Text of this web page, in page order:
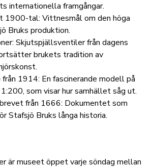
internationella framgångar.
1900-tal: Vittnesmål om den höga
Bruks produktion.
Skjutspjällsventiler från dagens
brukets tradition av
1914: En fascinerande modell på
som visar hur samhället såg ut.
från 1666: Dokumentet som
Stafsjö Bruks långa historia.
är museet öppet varje söndag mellan